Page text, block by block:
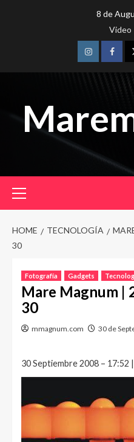
8 de
Video
Instagram
Menu
HOME TECNOLOGÍA
30
Fotografía Gadgets
Mare Magnum |
30
mmagnum.com 30 de
30 Septiembre 2008 – 17:52